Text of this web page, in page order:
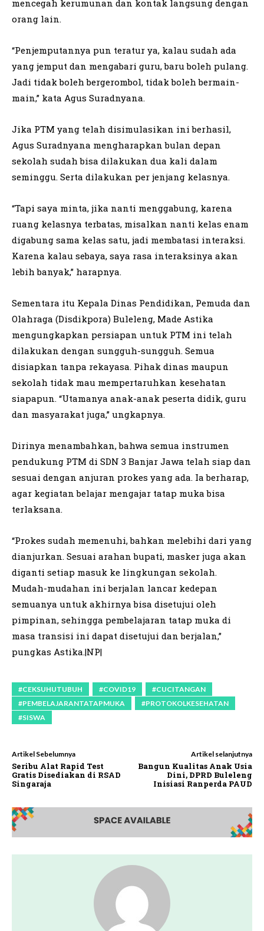
mencegah kerumunan dan kontak langsung dengan
orang lain.
“Penjemputannya pun teratur ya, kalau sudah ada
yang jemput dan mengabari guru, baru boleh pulang.
Jadi tidak boleh bergerombol, tidak boleh bermain-
main,” kata Agus Suradnyana.
Jika PTM yang telah disimulasikan ini berhasil,
Agus Suradnyana mengharapkan bulan depan
sekolah sudah bisa dilakukan dua kali dalam
seminggu. Serta dilakukan per jenjang kelasnya.
“Tapi saya minta, jika nanti menggabung, karena
ruang kelasnya terbatas, misalkan nanti kelas enam
digabung sama kelas satu, jadi membatasi interaksi.
Karena kalau sebaya, saya rasa interaksinya akan
lebih banyak,” harapnya.
Sementara itu Kepala Dinas Pendidikan, Pemuda dan
Olahraga (Disdikpora) Buleleng, Made Astika
mengungkapkan persiapan untuk PTM ini telah
dilakukan dengan sungguh-sungguh. Semua
disiapkan tanpa rekayasa. Pihak dinas maupun
sekolah tidak mau mempertaruhkan kesehatan
siapapun. “Utamanya anak-anak peserta didik, guru
dan masyarakat juga,” ungkapnya.
Dirinya menambahkan, bahwa semua instrumen
pendukung PTM di SDN 3 Banjar Jawa telah siap dan
sesuai dengan anjuran prokes yang ada. Ia berharap,
agar kegiatan belajar mengajar tatap muka bisa
terlaksana.
“Prokes sudah memenuhi, bahkan melebihi dari yang
dianjurkan. Sesuai arahan bupati, masker juga akan
diganti setiap masuk ke lingkungan sekolah.
Mudah-mudahan ini berjalan lancar kedepan
semuanya untuk akhirnya bisa disetujui oleh
pimpinan, sehingga pembelajaran tatap muka di
masa transisi ini dapat disetujui dan berjalan,”
pungkas Astika.|NP|
#CEKSUHUTUBUH #COVID19
#CUCITANGAN
#PEMBELAJARANTATAPMUKA
#PROTOKOLKESEHATAN
#SISWA
Artikel Sebelumnya
Seribu Alat Rapid Test
Gratis Disediakan di RSAD
Singaraja
Artikel selanjutnya
Bangun Kualitas Anak Usia
Dini, DPRD Buleleng
Inisiasi Ranperda PAUD